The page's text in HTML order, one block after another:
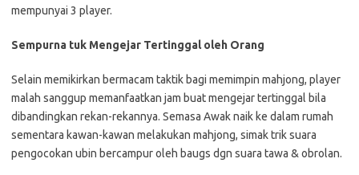
mempunyai 3 player.
Sempurna tuk Mengejar Tertinggal oleh Orang
Selain memikirkan bermacam taktik bagi memimpin mahjong, player
malah sanggup memanfaatkan jam buat mengejar tertinggal bila
dibandingkan rekan-rekannya. Semasa Awak naik ke dalam rumah
sementara kawan-kawan melakukan mahjong, simak trik suara
pengocokan ubin bercampur oleh baugs dgn suara tawa & obrolan.